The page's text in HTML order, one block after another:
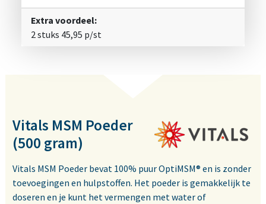
Extra voordeel:
2 stuks 45,95 p/st
Vitals MSM Poeder
(500 gram)
Vitals MSM Poeder bevat 100% puur OptiMSM® en is zonder
toevoegingen en hulpstoffen. Het poeder is gemakkelijk te
doseren en je kunt het vermengen met water of